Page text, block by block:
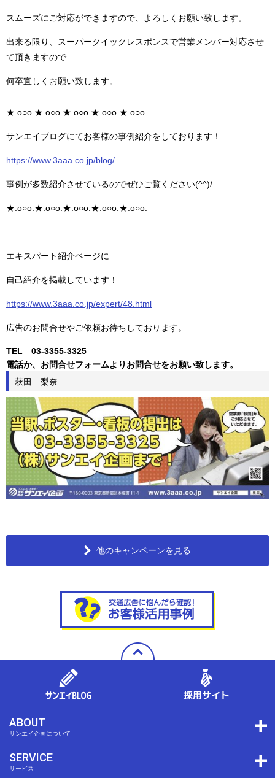
スムーズにご対応ができますので、よろしくお願い致します。
出来る限り、スーパークイックレスポンスで営業メンバー対応させ
て頂きますので
何卒宜しくお願い致します。
★.o○o.★.o○o.★.o○o.★.o○o.★.o○o.
サンエイブログにてお客様の事例紹介をしております！
https://www.3aaa.co.jp/blog/
事例が多数紹介させているのでぜひご覧ください(^^)/
★.o○o.★.o○o.★.o○o.★.o○o.★.o○o.
エキスパート紹介ページに
自己紹介を掲載しています！
https://www.3aaa.co.jp/expert/48.html
広告のお問合せやご依頼お待ちしております。
TEL 03-3355-3325
電話か、お問合せフォームよりお問合せをお願い致します。
萩田 梨奈
他のキャンペーンを見る
ABOUT
サンエイ企画について
SERVICE
サービス